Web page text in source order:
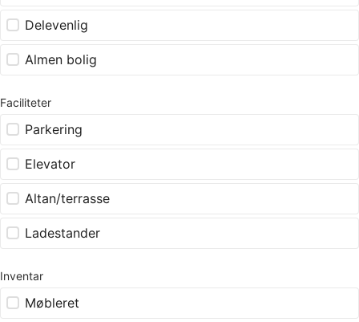
Delevenlig
Almen bolig
Faciliteter
Parkering
Elevator
Altan/terrasse
Ladestander
Inventar
Møbleret